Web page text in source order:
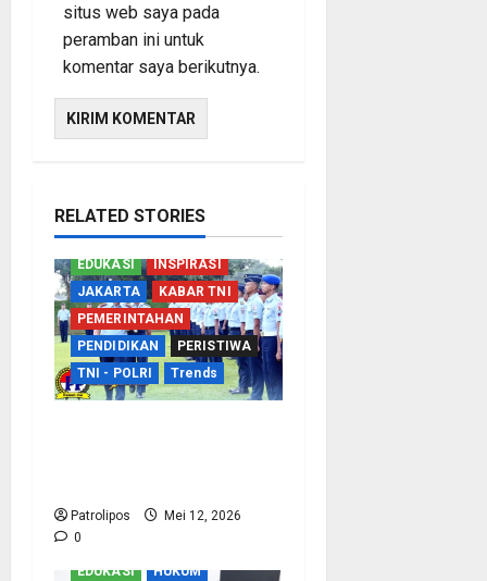
situs web saya pada
peramban ini untuk
komentar saya berikutnya.
RELATED STORIES
EDUKASI
INSPIRASI
JAKARTA
KABAR TNI
PEMERINTAHAN
PENDIDIKAN
PERISTIWA
TNI - POLRI
Trends
Patrolipos
Mei 12, 2026
0
EDUKASI
HUKUM